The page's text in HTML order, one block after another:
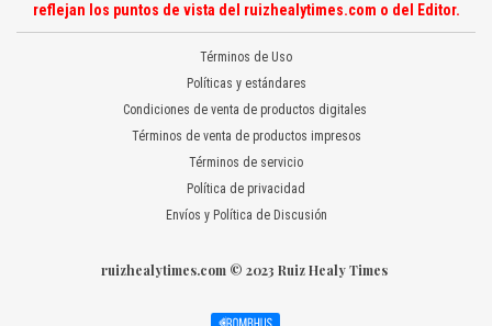
reflejan los puntos de vista del ruizhealytimes.com o del Editor.
Términos de Uso
Políticas y estándares
Condiciones de venta de productos digitales
Términos de venta de productos impresos
Términos de servicio
Política de privacidad
Envíos y Política de Discusión
ruizhealytimes.com © 2023 Ruiz Healy Times